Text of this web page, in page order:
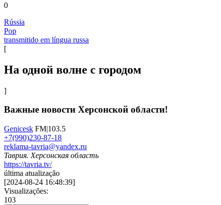
0
Rússia
Pop
transmitido em língua russa
[
На одной волне с городом
]
Важные новости Херсонской области!
Genicesk FM|103.5
+7(990)230-87-18
reklama-tavria@yandex.ru
Таврия. Херсонская область
https://tavria.tv/
última atualização
[2024-08-24 16:48:39]
Visualizações:
103